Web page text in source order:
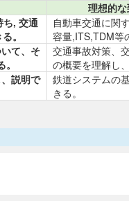
理想的
ち, 交通
。
自動車交通に関
容量,ITS,TDM等
て、そ
交通事故対策、
の概要を理解し
説明で
鉄道システムの
きる。